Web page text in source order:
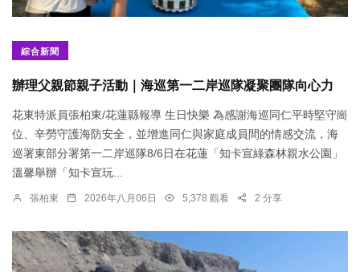
綜合新聞
辦理父親節親子活動｜海巡第一二岸巡隊凝聚團隊向心力
花東特派員張柏東/花蓮縣報導 生日快樂 為感謝海巡同仁平時堅守崗
位、辛勞守護海防安全，並增進同仁與家庭成員間的情感交流，海
巡署東部分署第一二岸巡隊8/6日在花蓮「知卡宣綠森林親水公園」
溫馨舉辦「知卡宣玩...
張柏東 2026年八月06日 5,378 觀看 2 分享